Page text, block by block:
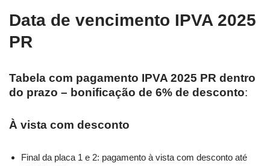
Data de vencimento IPVA 2025
PR
Tabela com pagamento IPVA 2025 PR dentro
do prazo – bonificação de 6% de desconto:
À vista com desconto
Final da placa 1 e 2: pagamento à vista com desconto até